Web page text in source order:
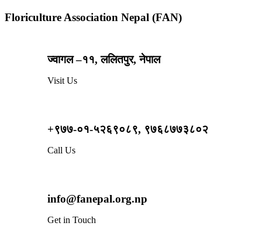
Floriculture Association Nepal (FAN)
ज्वागल –११, ललितपुर, नेपाल
Visit Us
+९७७-०१-५२६९०८९, ९७६८७७३८०२
Call Us
info@fanepal.org.np
Get in Touch